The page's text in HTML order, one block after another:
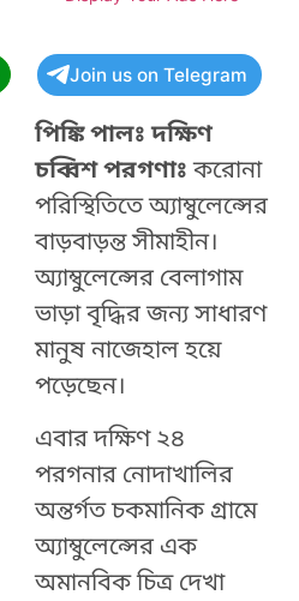
Join us on Telegram
পিঙ্কি পালঃ দক্ষিণ
চব্বিশ পরগণাঃকরোনা
পরিস্থিতিতে অ্যাম্বুলেন্সের
বাড়বাড়ন্ত সীমাহীন।
অ্যাম্বুলেন্সের বেলাগাম
ভাড়া বৃদ্ধির জন্য সাধারণ
মানুষ নাজেহাল হয়ে
পড়েছেন।
এবার দক্ষিণ ২৪
পরগনার নোদাখালির
অন্তর্গত চকমানিক গ্রামে
অ্যাম্বুলেন্সের এক
অমানবিক চিত্র দেখা